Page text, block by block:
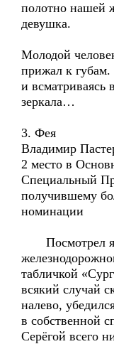
полотно нашей
девушка.
Молодой
прижал к
и всматриваясь
зеркала…
3. Фея
Владимир
2 место в
Специальный
получившему
номинации
Посмотрел я
табличкой
всякий случай
налево,
в собственной
Серёгой всего